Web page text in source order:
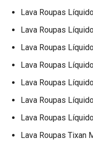
Lava Roupas
Lava Roupas
Lava Roupas
Lava Roupas
Lava Roupas
Lava Roupas
Lava Roupas
Lava Roupas Tixan